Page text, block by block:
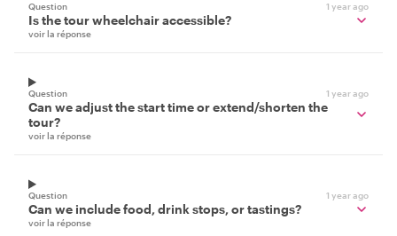
Question 1 year ago
Is the tour wheelchair accessible?
voir la réponse
Question 1 year ago
Can we adjust the start time or extend/shorten the
tour?
voir la réponse
Question 1 year ago
Can we include food, drink stops, or tastings?
voir la réponse